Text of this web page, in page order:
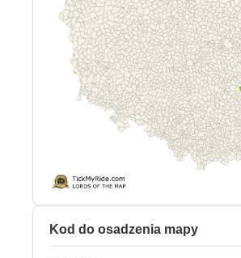
Kod do osadzenia mapy